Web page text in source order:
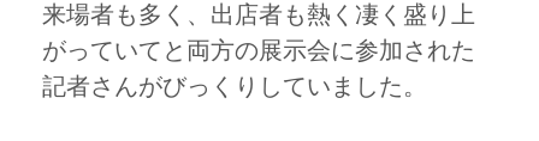
来場者も多く、出店者も熱く凄く盛り上
がっていてと両方の展示会に参加された
記者さんがびっくりしていました。